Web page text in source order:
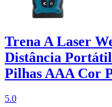
Trena A Laser
Distância
Pilhas AAA Cor
5.0